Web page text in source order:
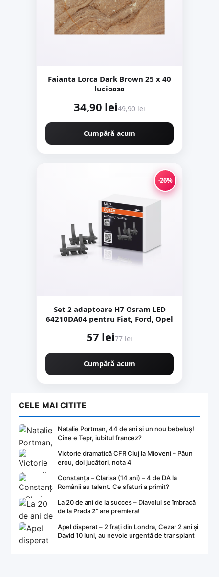
Faianta Lorca Dark Brown 25 x 40
lucioasa
34,90 lei49,90 lei
Cumpără acum
-26%
Set 2 adaptoare H7 Osram LED
64210DA04 pentru Fiat, Ford, Opel
57 lei77 lei
Cumpără acum
CELE MAI CITITE
Natalie Portman, 44 de ani si un nou bebeluș!
Cine e Tepr, iubitul francez?
Victorie dramatică CFR Cluj la Mioveni – Păun
erou, doi jucători, nota 4
Constanța – Clarisa (14 ani) – 4 de DA la
Românii au talent. Ce sfaturi a primit?
La 20 de ani de la succes – Diavolul se îmbracă
de la Prada 2” are premiera!
Apel disperat – 2 frați din Londra, Cezar 2 ani și
David 10 luni, au nevoie urgentă de transplant